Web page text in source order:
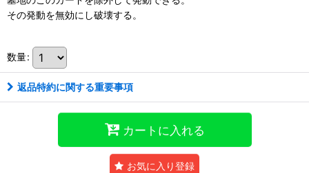
その発動を無効にし破壊する。
数量:
返品特約に関する重要事項
カートに入れる
お気に入り登録